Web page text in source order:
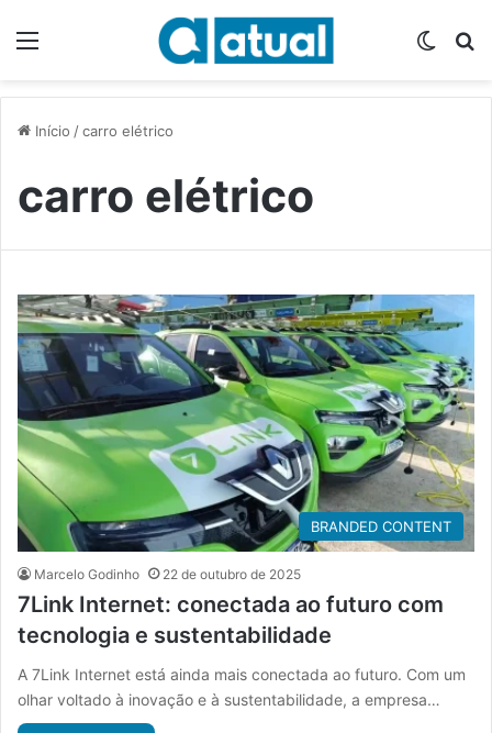
Início /carro elétrico
carro elétrico
BRANDED CONTENT
Marcelo Godinho 22 de outubro de 2025
7Link Internet: conectada ao futuro com
tecnologia e sustentabilidade
A 7Link Internet está ainda mais conectada ao futuro. Com um
olhar voltado à inovação e à sustentabilidade, a empresa…